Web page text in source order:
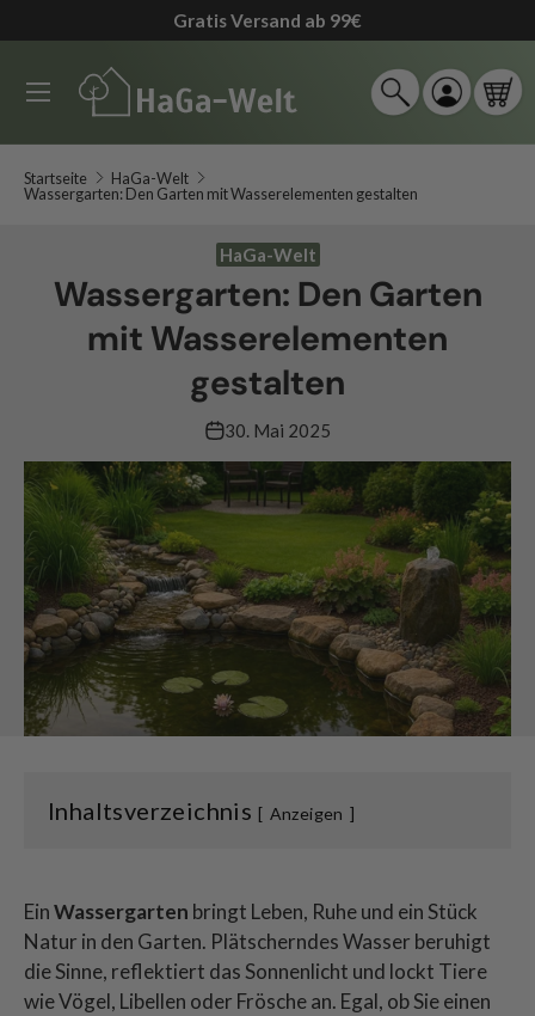
Zum Inhalt springen
Zum Menü springen
Fußzeile springen
Barrierefreiheits-Widget öffnen
Direkt zum Inhalt
90 Tage Rückgaberecht
Suchen
SucheEinloggen
Menü
Startseite
HaGa-Welt
Wassergarten: Den Garten mit Wasserelementen gestalten
HaGa-Welt
Wassergarten: Den Garten
mit Wasserelementen
gestalten
30. Mai 2025
EinWassergarten bringt Leben, Ruhe und ein Stück
Natur in den Garten. Plätscherndes Wasser beruhigt
die Sinne, reflektiert das Sonnenlicht und lockt Tiere
wie Vögel, Libellen oder Frösche an. Egal, ob Sie einen
Inhaltsverzeichnis Anzeigen